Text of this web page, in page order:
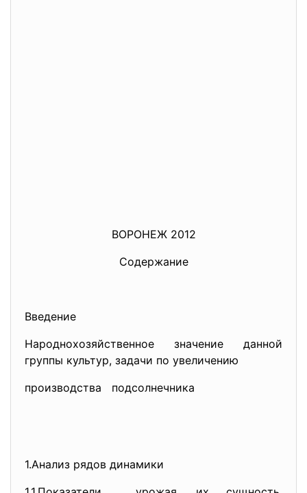
ВОРОНЕЖ 2012
Содержание
Введение
Народнохозяйственное значение данной
группы культур, задачи по увеличению
производства подсолнечника
1.Анализ рядов динамики